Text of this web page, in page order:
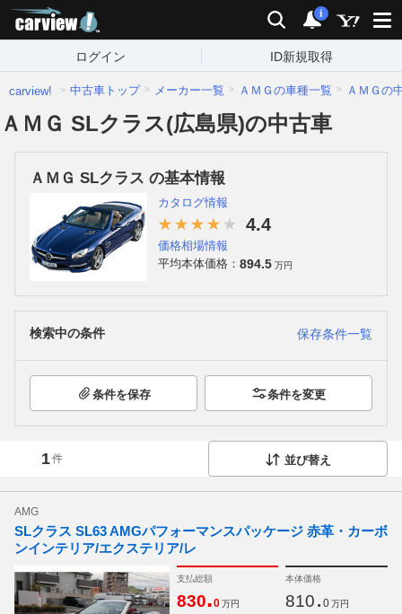
検索 通知
i
ログイン ID新規取得
carview! 中古車トップ メーカー一覧 ＡＭＧの車種一覧 ＡＭＧの
ＡＭＧ SLクラス(広島県)の中古車
ＡＭＧ SLクラス の基本情報
カタログ情報
4.4
価格相場情報
平均本体価格： 894.5 万円
検索中の条件 保存条件一覧
条件を保存 条件を変更
1件 並び替え
AMG
SLクラス SL63 AMGパフォーマンスパッケージ 赤革・カーボ
ンインテリア/エクステリア/レ
支払総額
830.0 万円
本体価格
810. 0 万円